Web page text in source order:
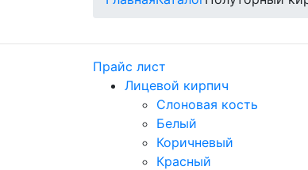
Прайс лист
Лицевой кирпич
Слоновая кость
Белый
Коричневый
Красный